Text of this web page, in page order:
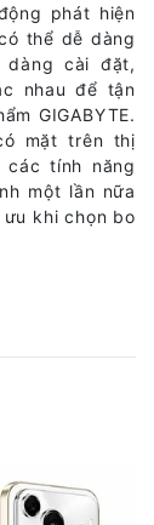
phát hiện
thể dễ dàng
cài đặt,
nhau để tận
GIGABYTE.
mặt trên thị
tính năng
một lần nữa
ưu khi chọn bo